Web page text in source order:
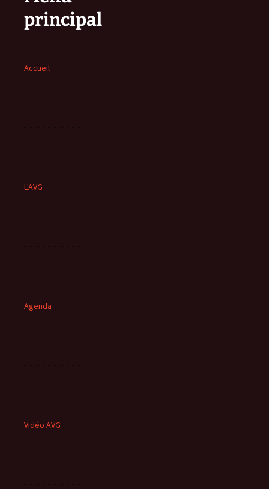
principal
Accueil
L'AVG
Agenda
Vidéo AVG